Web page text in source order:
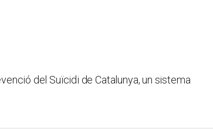
del Suïcidi de Catalunya, un sistema